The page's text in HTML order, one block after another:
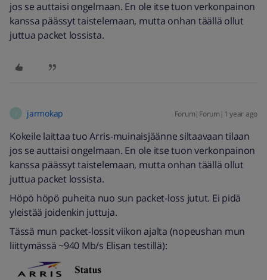
jos se auttaisi ongelmaan. En ole itse tuon verkonpainon
kanssa päässyt taistelemaan, mutta onhan täällä ollut
juttua packet lossista.
jarmokap Forum|Forum|1 year ago
Kokeile laittaa tuo Arris-muinaisjäänne siltaavaan tilaan
jos se auttaisi ongelmaan. En ole itse tuon verkonpainon
kanssa päässyt taistelemaan, mutta onhan täällä ollut
juttua packet lossista.
Höpö höpö puheita nuo sun packet-loss jutut. Ei pidä
yleistää joidenkin juttuja.
Tässä mun packet-lossit viikon ajalta (nopeushan mun
liittymässä ~940 Mb/s Elisan testillä):